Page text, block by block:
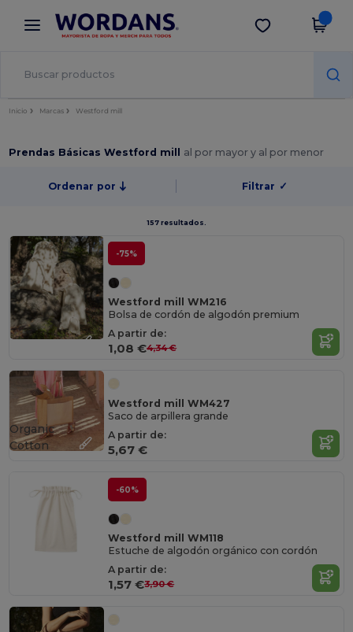
× App de Wordans
¡Mejores precios en app!
Descargar app
Inicio Marcas Westford mill
Prendas Básicas Westford mill al por mayor y al por menor
Ordenar por Filtrar ✓
157 resultados.
-75%
Westford mill WM216
Bolsa de cordón de algodón premium
A partir de:
1,08 €4,34 €
Westford mill WM427
Saco de arpillera grande
A partir de:
5,67 €
Organic
Cotton
-60%
Westford mill WM118
Estuche de algodón orgánico con cordón
A partir de:
1,57 €3,90 €